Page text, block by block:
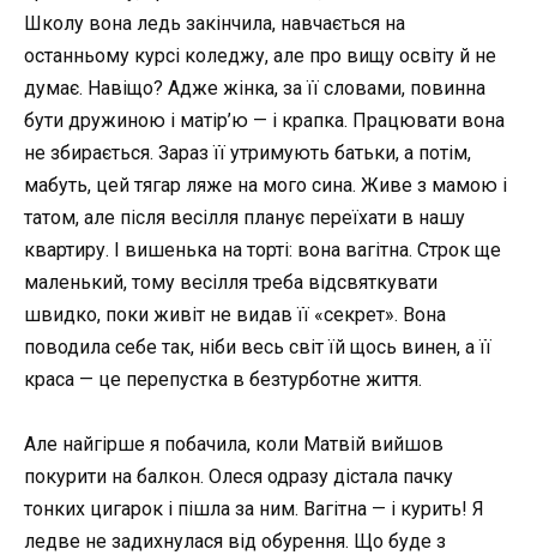
Школу вона ледь закінчила, навчається на
останньому курсі коледжу, але про вищу освіту й не
думає. Навіщо? Адже жінка, за її словами, повинна
бути дружиною і матір’ю — і крапка. Працювати вона
не збирається. Зараз її утримують батьки, а потім,
мабуть, цей тягар ляже на мого сина. Живе з мамою і
татом, але після весілля планує переїхати в нашу
квартиру. І вишенька на торті: вона вагітна. Строк ще
маленький, тому весілля треба відсвяткувати
швидко, поки живіт не видав її «секрет». Вона
поводила себе так, ніби весь світ їй щось винен, а її
краса — це перепустка в безтурботне життя.
Але найгірше я побачила, коли Матвій вийшов
покурити на балкон. Олеся одразу дістала пачку
тонких цигарок і пішла за ним. Вагітна — і курить! Я
ледве не задихнулася від обурення. Що буде з